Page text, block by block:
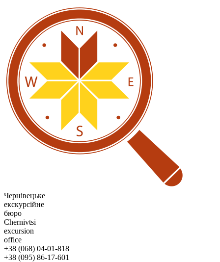
Чернівецьке
екскурсійне
бюро
Chernivtsi
excursion
office
+38 (068) 04-01-818
+38 (095) 86-17-601